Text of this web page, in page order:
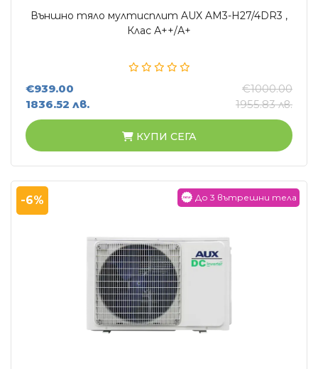
Външно тяло мултисплит AUX AM3-H27/4DR3 ,
Клас А++/А+
€939.00
1836.52 лв.
€1000.00
1955.83 лв.
КУПИ СЕГА
-6% До 3 вътрешни тела